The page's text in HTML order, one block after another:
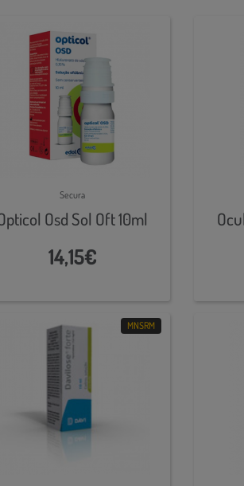
Secura
Osd Sol Oft 10ml
14,15€
MNSRM